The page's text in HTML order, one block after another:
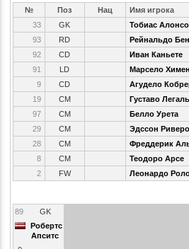
№ Поз Нац
Имя игрока
33
GK
Тобиас Алонсо
93
RD
Рейнальдо
92
CD
Иван Каньете
91
LD
Марсело
9
CD
Агудело
19
CM
Густаво Легаль
97
CM
Белло Урета
29
CM
Эдссон
28
CM
Фреддерик
8
CM
Теодоро Арсе
2
FW Леонардо
89
GK
Робертс
Апситс